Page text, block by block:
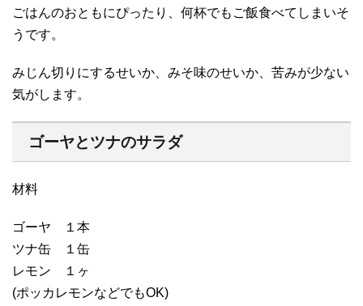
ごはんのおともにぴったり、何杯でもご飯食べてしまいそ
うです。
みじん切りにするせいか、みそ味のせいか、苦みが少ない
気がします。
ゴーヤとツナのサラダ
材料
ゴーヤ １本
ツナ缶 １缶
レモン １ヶ
(ポッカレモンなどでもOK)